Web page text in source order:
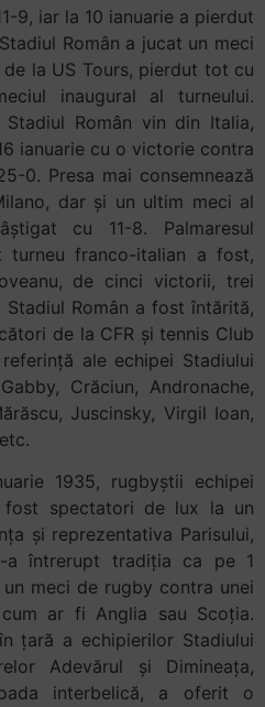
9, iar la 10 ianuarie a pierdut
Român a jucat un meci
la US Tours, pierdut tot cu
inaugural al turneului.
Român vin din Italia,
ianuarie cu o victorie contra
0. Presa mai consemnează
dar și un ultim meci al
cu 11-8. Palmaresul
turneu franco-italian a fost,
de cinci victorii, trei
Român a fost întărită,
de la CFR și tennis Club
ale echipei Stadiului
Crăciun, Andronache,
Juscinsky, Virgil Ioan,
1935, rugbyștii echipei
fost spectatori de lux la un
și reprezentativa Parisului,
a întrerupt tradiția ca pe 1
meci de rugby contra unei
ar fi Anglia sau Scoția.
țară a echipierilor Stadiului
Adevărul și Dimineața,
interbelică, a oferit o